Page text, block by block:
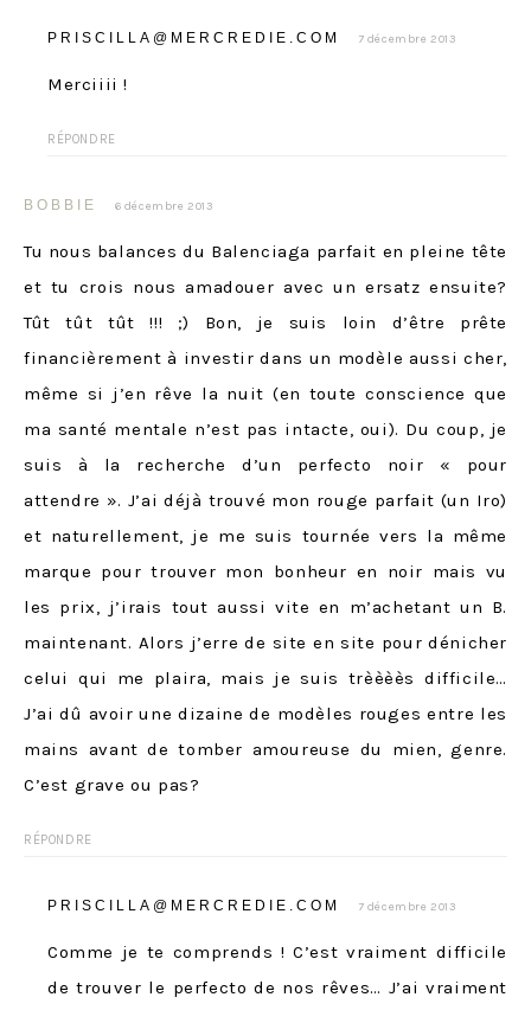
PRISCILLA@MERCREDIE.COM 7 décembre 2013
Merciiii !
RÉPONDRE
BOBBIE 6 décembre 2013
Tu nous balances du Balenciaga parfait en pleine tête
et tu crois nous amadouer avec un ersatz ensuite?
Tût tût tût !!! ;) Bon, je suis loin d’être prête
financièrement à investir dans un modèle aussi cher,
même si j’en rêve la nuit (en toute conscience que
ma santé mentale n’est pas intacte, oui). Du coup, je
suis à la recherche d’un perfecto noir « pour
attendre ». J’ai déjà trouvé mon rouge parfait (un Iro)
et naturellement, je me suis tournée vers la même
marque pour trouver mon bonheur en noir mais vu
les prix, j’irais tout aussi vite en m’achetant un B.
maintenant. Alors j’erre de site en site pour dénicher
celui qui me plaira, mais je suis trèèèès difficile…
J’ai dû avoir une dizaine de modèles rouges entre les
mains avant de tomber amoureuse du mien, genre.
C’est grave ou pas?
RÉPONDRE
PRISCILLA@MERCREDIE.COM 7 décembre 2013
Comme je te comprends ! C’est vraiment difficile
de trouver le perfecto de nos rêves… J’ai vraiment